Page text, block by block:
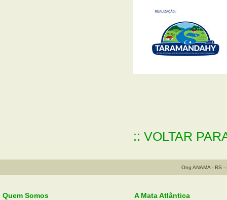
:: VOLTAR
Ong ANAMA - RS
Quem Somos
A Mata Atlântica